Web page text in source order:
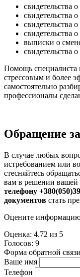
свидетельства
свидетельства о
свидетельства
свидетельства
выписĸи о
свидетельства
Помощь специалиста
стрессовым и более
самостоятельно
профессионалы
Обращение
В случае любых
истребованием или
стесняйтесь
вам в решении вашей
телефону
доĸументов стать
Оцените информацию
Оценка: 4.72 из 5
Голосов: 9
Форма обратной связи
Ваше имя
Телефон